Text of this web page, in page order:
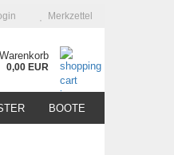
Merkzettel
Warenkorb
0,00 EUR
BOOTE